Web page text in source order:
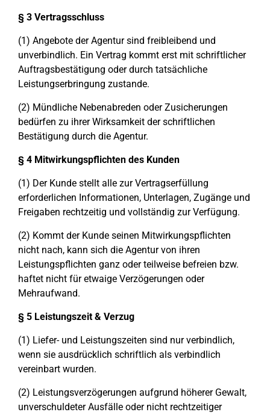
§ 3 Vertragsschluss
(1) Angebote der Agentur sind freibleibend und
unverbindlich. Ein Vertrag kommt erst mit schriftlicher
Auftragsbestätigung oder durch tatsächliche
Leistungserbringung zustande.
(2) Mündliche Nebenabreden oder Zusicherungen
bedürfen zu ihrer Wirksamkeit der schriftlichen
Bestätigung durch die Agentur.
§ 4 Mitwirkungspflichten des Kunden
(1) Der Kunde stellt alle zur Vertragserfüllung
erforderlichen Informationen, Unterlagen, Zugänge und
Freigaben rechtzeitig und vollständig zur Verfügung.
(2) Kommt der Kunde seinen Mitwirkungspflichten
nicht nach, kann sich die Agentur von ihren
Leistungspflichten ganz oder teilweise befreien bzw.
haftet nicht für etwaige Verzögerungen oder
Mehraufwand.
§ 5 Leistungszeit & Verzug
(1) Liefer- und Leistungszeiten sind nur verbindlich,
wenn sie ausdrücklich schriftlich als verbindlich
vereinbart wurden.
(2) Leistungsverzögerungen aufgrund höherer Gewalt,
unverschuldeter Ausfälle oder nicht rechtzeitiger